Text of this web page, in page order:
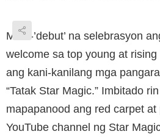
Mala-’debut’ na selebrasyon
welcome sa top young at
ang kani-kanilang mga
“Tatak Star Magic.” Imbitado
mapapanood ang red carpet
YouTube channel ng Star